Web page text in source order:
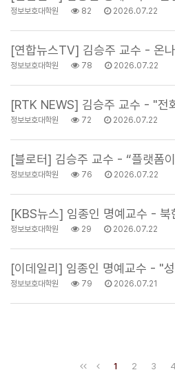
정보보호대학원 82 2026.07.22
[연합뉴스TV] 김승주 교수 - 온
정보보호대학원 78 2026.07.22
[RTK NEWS] 김승주 교수 - "전
정보보호대학원 72 2026.07.22
[블로터] 김승주 교수 - “플랫폼
정보보호대학원 76 2026.07.22
[KBS뉴스] 임종인 명예교수 -
정보보호대학원 29 2026.07.22
[이데일리] 임종인 명예교수 - "
정보보호대학원 79 2026.07.21
1 2 3 4